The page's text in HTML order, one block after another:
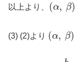
以上より、 (α, β)
(3) (2)より (α, β)